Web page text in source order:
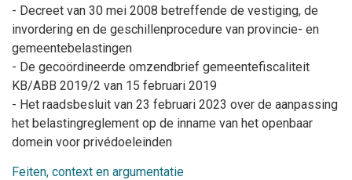
- Decreet van 30 mei 2008 betreffende de vestiging, de
invordering en de geschillenprocedure van provincie- en
gemeentebelastingen
- De gecoördineerde omzendbrief gemeentefiscaliteit
KB/ABB 2019/2 van 15 februari 2019
- Het raadsbesluit van 23 februari 2023 over de aanpassing
het belastingreglement op de inname van het openbaar
domein voor privédoeleinden
Feiten, context en argumentatie